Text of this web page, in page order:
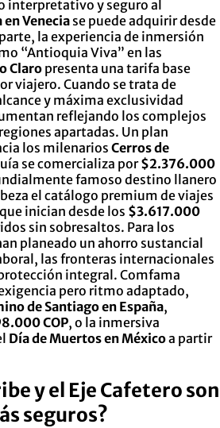
interpretativo y seguro al
en Venecia se puede adquirir desde
la experiencia de inmersión
“Antioquia Viva” en las
Claro presenta una tarifa base
viajero. Cuando se trata de
y máxima exclusividad
reflejando los complejos
apartadas. Un plan
los milenarios Cerros de
se comercializa por$2.376.000
famoso destino llanero
el catálogo premium de viajes
inician desde los $3.617.000
sin sobresaltos. Para los
planeado un ahorro sustancial
las fronteras internacionales
integral. Comfama
pero ritmo adaptado,
de Santiago en España,
COP, o la inmersiva
Día de Muertos en Méxicoa partir
y el Eje Cafetero son
seguros?